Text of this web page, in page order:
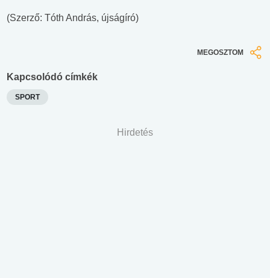
(Szerző: Tóth András, újságíró)
MEGOSZTOM
Kapcsolódó címkék
SPORT
Hirdetés